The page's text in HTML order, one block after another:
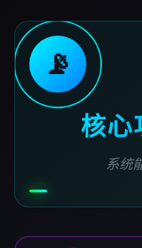
📡
核心
系统